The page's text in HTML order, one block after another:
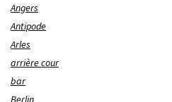
Angers
Antipode
Arles
arrière cour
bar
Berlin